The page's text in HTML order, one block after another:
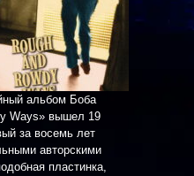
альбом Боба
Ways» вышел 19
за восемь лет
авторскими
пластинка,